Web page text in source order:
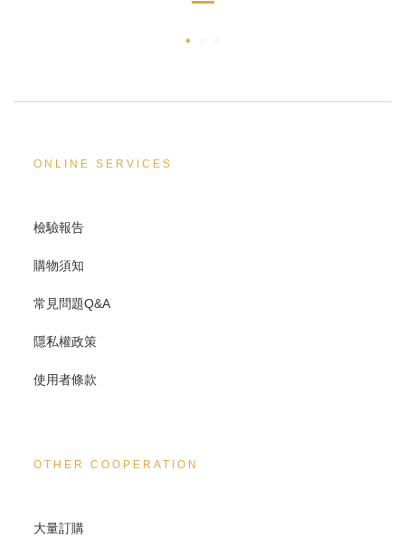
ONLINE SERVICES
檢驗報告
購物須知
常見問題Q&A
隱私權政策
使用者條款
OTHER COOPERATION
大量訂購